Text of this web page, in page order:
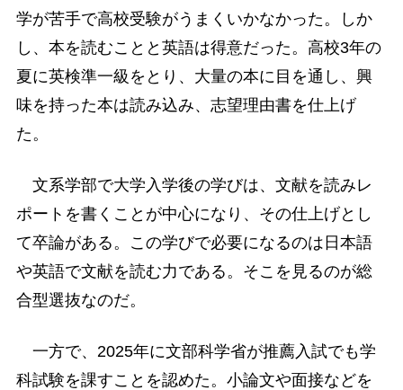
学が苦手で高校受験がうまくいかなかった。しか
し、本を読むことと英語は得意だった。高校3年の
夏に英検準一級をとり、大量の本に目を通し、興
味を持った本は読み込み、志望理由書を仕上げ
た。
文系学部で大学入学後の学びは、文献を読みレ
ポートを書くことが中心になり、その仕上げとし
て卒論がある。この学びで必要になるのは日本語
や英語で文献を読む力である。そこを見るのが総
合型選抜なのだ。
一方で、2025年に文部科学省が推薦入試でも学
科試験を課すことを認めた。小論文や面接などを